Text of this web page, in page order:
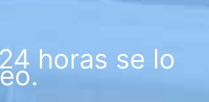
horas se lo